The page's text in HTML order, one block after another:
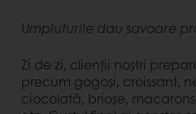
Umpluturile dau savoare
Zi de zi, clienții noștri
precum gogoși, croissant,
ciocolată, brioșe,